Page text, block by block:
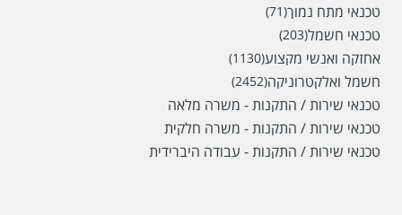
טכנאי מתח נמוך(71)
טכנאי חשמל(203)
אחזקה ואנשי מקצוע(1130)
חשמל ואלקטרוניקה(2452)
טכנאי שירות / התקנות - משרה מלאה
טכנאי שירות / התקנות - משרה חלקית
טכנאי שירות / התקנות - עבודה היברידית